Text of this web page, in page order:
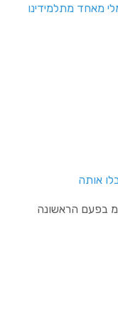
מאחד מתלמידינו
אותה
בין ההחלטה לרוץ מרתון 42 ק"מ בפעם הראשונה